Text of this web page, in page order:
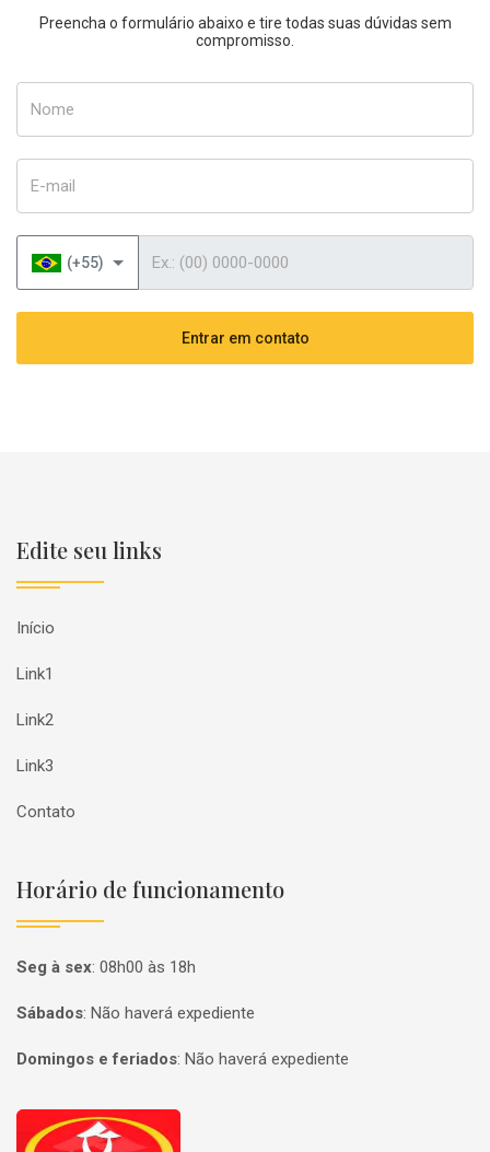
Preencha o formulário abaixo e tire todas suas dúvidas sem
compromisso.
(+55)
Entrar em contato
Edite seu links
Início
Link1
Link2
Link3
Contato
Horário de funcionamento
Seg à sex: 08h00 às 18h
Sábados: Não haverá expediente
Domingos e feriados: Não haverá expediente
Página inicial